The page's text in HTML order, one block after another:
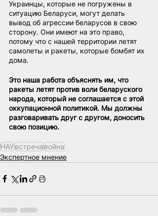
Украинцы, которые не погружены в
ситуацию Беларуси, могут делать
вывод об агрессии беларусов в свою
сторону. Они имеют на это право,
потому что с нашей территории летят
самолеты и ракеты, которые бомбят их
дома.
Это наша работа объяснять им, что
ракеты летят против воли беларуского
народа, который не соглашается с этой
оккупационной политикой. Мы должны
разговаривать друг с другом, доносить
свою позицию.
НАУвстречавойна
Экспертное мнение